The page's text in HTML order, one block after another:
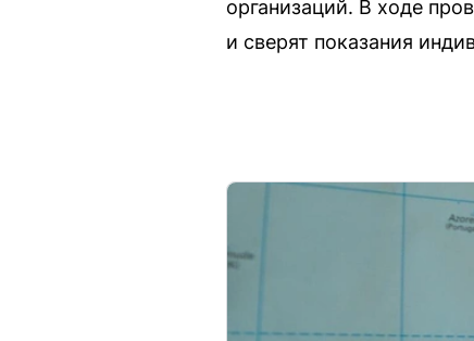
организаций. В ходе
и сверят показания